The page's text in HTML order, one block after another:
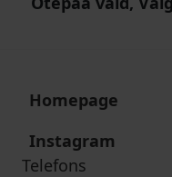
Homepage
Instagram
Telefons